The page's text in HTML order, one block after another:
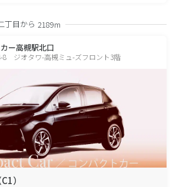
丁目から 2189m
ー高槻駅北口
8 ジオタワ-高槻ミュ-ズフロント3階
）